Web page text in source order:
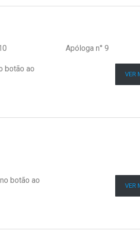
Apóloga n° 9
botão ao
VER
botão ao
VER